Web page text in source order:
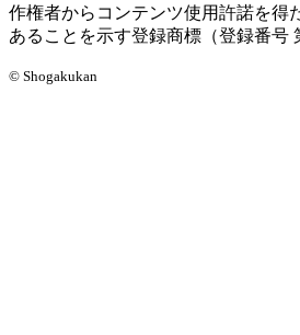
作権者からコンテンツ使用許諾を得
あることを示す登録商標（登録番号
© Shogakukan